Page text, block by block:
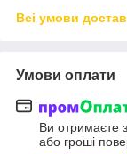
Всі умови
Умови оплати
Ви отримаєте
або гроші